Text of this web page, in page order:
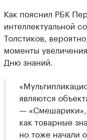
Как пояснил РБК
интеллектуальной
Толстиков,
моменты
Дню знаний.
являются
— «Смешарики»,
как товарные
но тоже начали